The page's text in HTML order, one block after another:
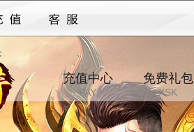
充值中心
PAY
免费礼包
XSK